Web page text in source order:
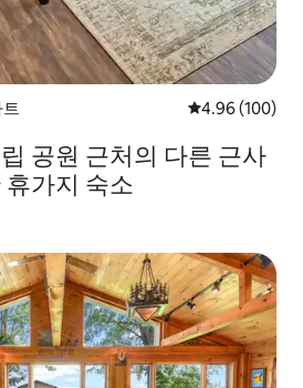
평점 4.96점(5
4.96 (100)
공원 근처의 다른 근사
휴가지 숙소